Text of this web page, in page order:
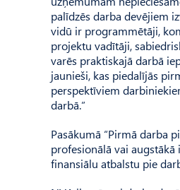
palīdzēs darba devējiem
vidū ir programmētāji,
projektu vadītāji,
varēs praktiskajā darbā
jaunieši, kas piedalījās
perspektīviem
darbā.”
Pasākumā “Pirmā darba
profesionālā vai
finansiālu atbalstu pie